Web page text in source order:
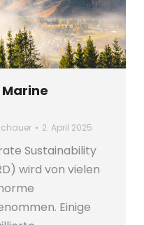
Marine
2. April 2025
Sustainability
wird von vielen
Einige